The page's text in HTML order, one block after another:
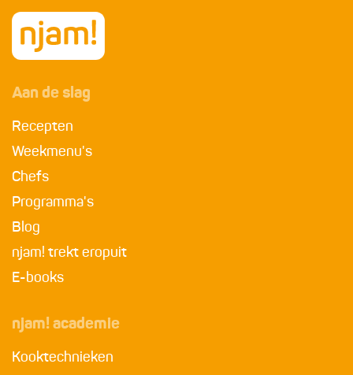
Aan de slag
Recepten
Weekmenu's
Chefs
Programma's
Blog
njam! trekt eropuit
E-books
njam! academie
Kooktechnieken